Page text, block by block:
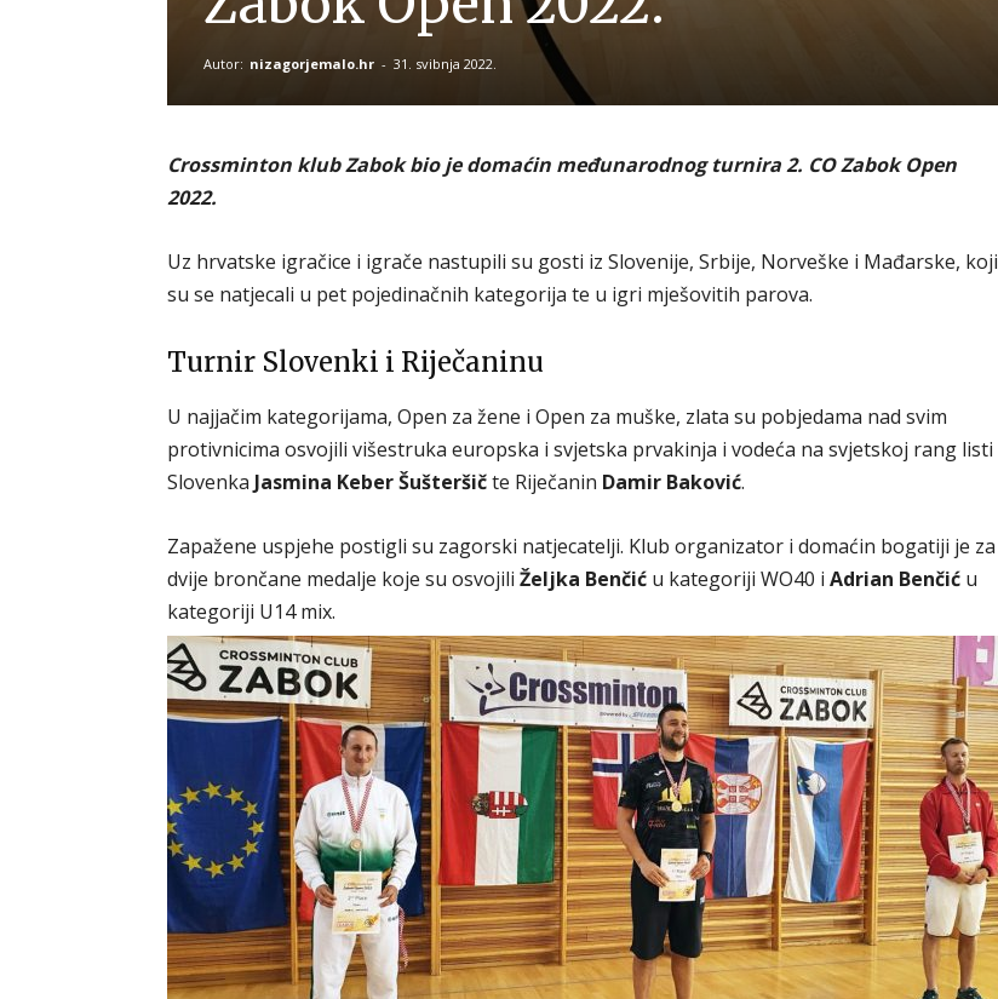
Autor: nizagorjemalo.hr - 31. svibnja 2022.
Crossminton klub Zabok bio je domaćin međunarodnog turnira 2. CO Zabok Open
2022.
Uz hrvatske igračice i igrače nastupili su gosti iz Slovenije, Srbije, Norveške i Mađarske, koji
su se natjecali u pet pojedinačnih kategorija te u igri mješovitih parova.
Turnir Slovenki i Riječaninu
U najjačim kategorijama, Open za žene i Open za muške, zlata su pobjedama nad svim
protivnicima osvojili višestruka europska i svjetska prvakinja i vodeća na svjetskoj rang listi
Slovenka Jasmina Keber Šušteršičte Riječanin Damir Baković.
Zapažene uspjehe postigli su zagorski natjecatelji. Klub organizator i domaćin bogatiji je za
dvije brončane medalje koje su osvojili Željka Benčić u kategoriji WO40 i Adrian Benčić u
kategoriji U14 mix.